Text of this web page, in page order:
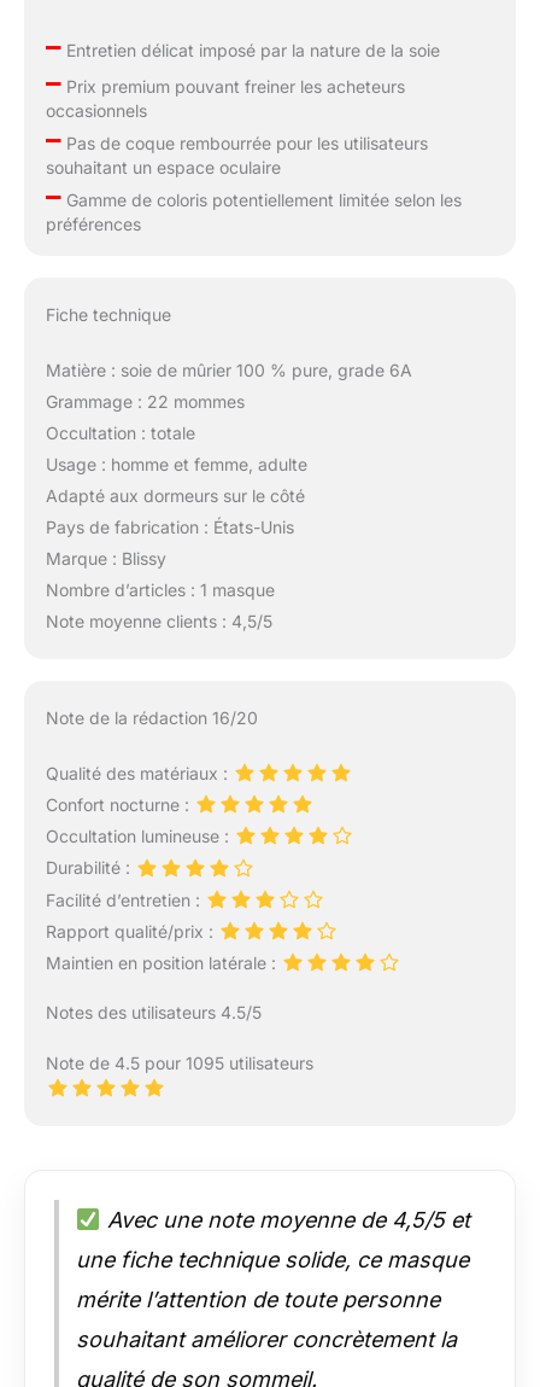
–Entretien délicat imposé par la nature de la soie
–Prix premium pouvant freiner les acheteurs
occasionnels
–Pas de coque rembourrée pour les utilisateurs
souhaitant un espace oculaire
–Gamme de coloris potentiellement limitée selon les
préférences
Fiche technique
Matière : soie de mûrier 100 % pure, grade 6A
Grammage : 22 mommes
Occultation : totale
Usage : homme et femme, adulte
Adapté aux dormeurs sur le côté
Pays de fabrication : États-Unis
Marque : Blissy
Nombre d’articles : 1 masque
Note moyenne clients : 4,5/5
Note de la rédaction 16/20
Qualité des matériaux :
Confort nocturne :
Occultation lumineuse :
Durabilité :
Facilité d’entretien :
Rapport qualité/prix :
Maintien en position latérale :
Notes des utilisateurs 4.5/5
Note de 4.5 pour 1095 utilisateurs
Avec une note moyenne de 4,5/5 et
une fiche technique solide, ce masque
mérite l’attention de toute personne
souhaitant améliorer concrètement la
qualité de son sommeil.